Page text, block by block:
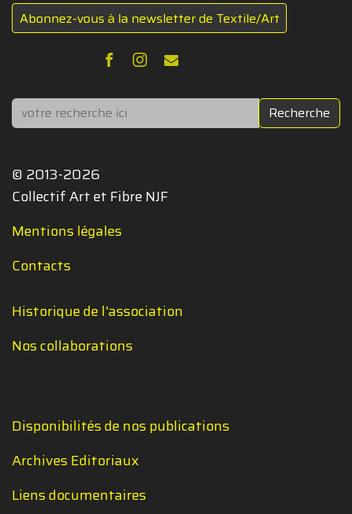
Abonnez-vous à la newsletter de Textile/Art
Rechercher Recherche
© 2013-2026
Collectif Art et Fibre NJF
Mentions légales
Contacts
Historique de l'association
Nos collaborations
Disponibilités de nos publications
Archives Editoriaux
Liens documentaires